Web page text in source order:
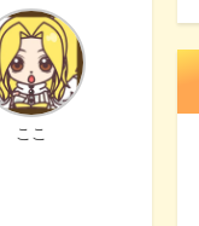
ここ